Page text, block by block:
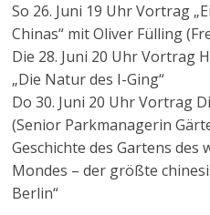
So 26. Juni 19 Uhr Vortrag
Chinas“ mit Oliver Fülling
Die 28. Juni 20 Uhr Vortrag
„Die Natur des I-Ging“
Do 30. Juni 20 Uhr Vortrag
(Senior Parkmanagerin
Geschichte des Gartens des
Mondes – der größte
Berlin“